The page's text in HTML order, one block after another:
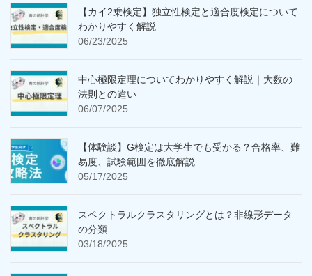
【カイ2乗検定】独立性検定と適合度検定について
わかりやすく解説
06/23/2025
中心極限定理についてわかりやすく解説｜大数の
法則との違い
06/07/2025
【体験談】G検定は大学生でも受かる？合格率、難
易度、試験範囲を徹底解説
05/17/2025
スペクトラルクラスタリングとは？非線形データ
の分類
03/18/2025